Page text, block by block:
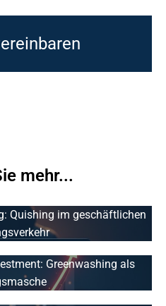
mehr...
Quishing im geschäftlichen
Greenwashing als